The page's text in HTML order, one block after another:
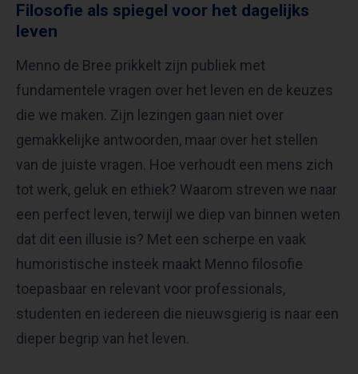
Filosofie als spiegel voor het dagelijks
leven
Menno de Bree prikkelt zijn publiek met
fundamentele vragen over het leven en de keuzes
die we maken. Zijn lezingen gaan niet over
gemakkelijke antwoorden, maar over het stellen
van de juiste vragen. Hoe verhoudt een mens zich
tot werk, geluk en ethiek? Waarom streven we naar
een perfect leven, terwijl we diep van binnen weten
dat dit een illusie is? Met een scherpe en vaak
humoristische insteek maakt Menno filosofie
toepasbaar en relevant voor professionals,
studenten en iedereen die nieuwsgierig is naar een
dieper begrip van het leven.